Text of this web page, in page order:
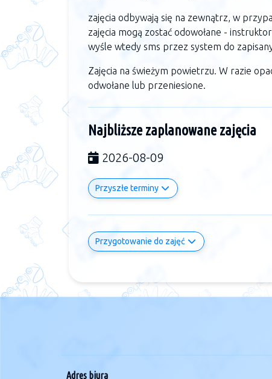
zajęcia odbywają się na zewnątrz, w
zajęcia mogą zostać odowołane -
wyśle wtedy sms przez system do
Zajęcia na świeżym powietrzu. W razie
odwołane lub przeniesione.
Najbliższe zaplanowane zajęcia
2026-08-09
Przyszłe terminy
Przygotowanie do zajęć
Adres biura